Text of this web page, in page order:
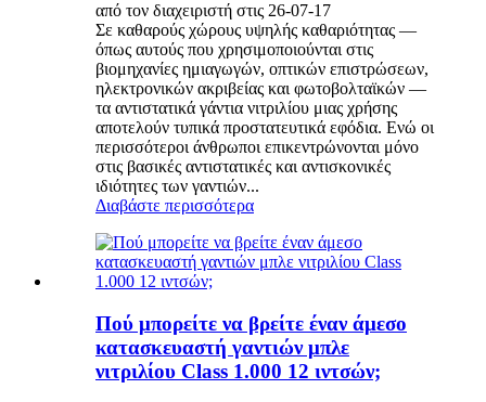
από τον διαχειριστή στις 26-07-17
Σε καθαρούς χώρους υψηλής καθαριότητας —
όπως αυτούς που χρησιμοποιούνται στις
βιομηχανίες ημιαγωγών, οπτικών επιστρώσεων,
ηλεκτρονικών ακριβείας και φωτοβολταϊκών —
τα αντιστατικά γάντια νιτριλίου μιας χρήσης
αποτελούν τυπικά προστατευτικά εφόδια. Ενώ οι
περισσότεροι άνθρωποι επικεντρώνονται μόνο
στις βασικές αντιστατικές και αντισκονικές
ιδιότητες των γαντιών...
Διαβάστε περισσότερα
Πού μπορείτε να βρείτε έναν άμεσο
κατασκευαστή γαντιών μπλε
νιτριλίου Class 1.000 12 ιντσών;